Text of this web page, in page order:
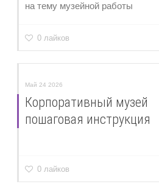
на тему музейной работы
0 лайков
Май 24 2026
Корпоративный музей
пошаговая инструкция
0 лайков